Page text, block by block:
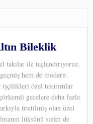
Bileklik
takılar ile taçlandırıyoruz.
hem de modern
işçilikleri özel tasarımlar
gecelere daha fazla
üretilmiş olan özel
lüksünü sizler de